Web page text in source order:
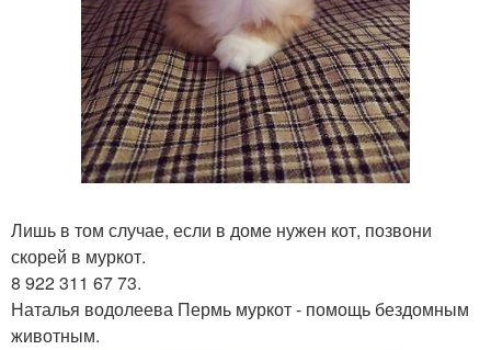
Лишь в том случае, если в доме нужен кот, позвони
скорей в муркот.
8 922 311 67 73.
Наталья водолеева Пермь муркот - помощь бездомным
животным.